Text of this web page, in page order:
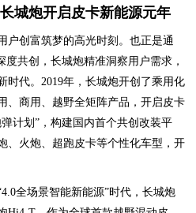
城炮开启皮卡新能源元年
户创富筑梦的高光时刻。也正是通
度共创，长城炮精准洞察用户需求，
时代。2019年，长城炮开创了乘用化
、商用、越野全矩阵产品，开启皮卡
计划”，构建国内首个共创改装平
、火炮、超跑皮卡等个性化车型，开
全场景智能新能源”时代，长城炮